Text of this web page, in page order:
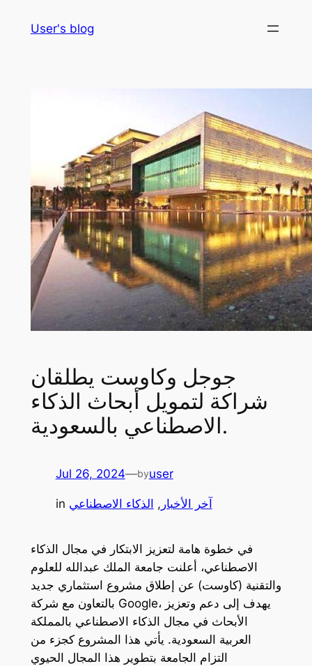
User's blog
جوجل وكاوست يطلقان
شراكة لتمويل أبحاث الذكاء
الاصطناعي بالسعودية.
Jul 26, 2024—byuser
in آخر الأخبار , الذكاء الاصطناعي
في خطوة هامة لتعزيز الابتكار في مجال الذكاء
الاصطناعي، أعلنت جامعة الملك عبدالله للعلوم
والتقنية (كاوست) عن إطلاق مشروع استثماري جديد
بالتعاون مع شركة Google، يهدف إلى دعم وتعزيز
الأبحاث في مجال الذكاء الاصطناعي بالمملكة
العربية السعودية. يأتي هذا المشروع كجزء من
التزام الجامعة بتطوير هذا المجال الحيوي